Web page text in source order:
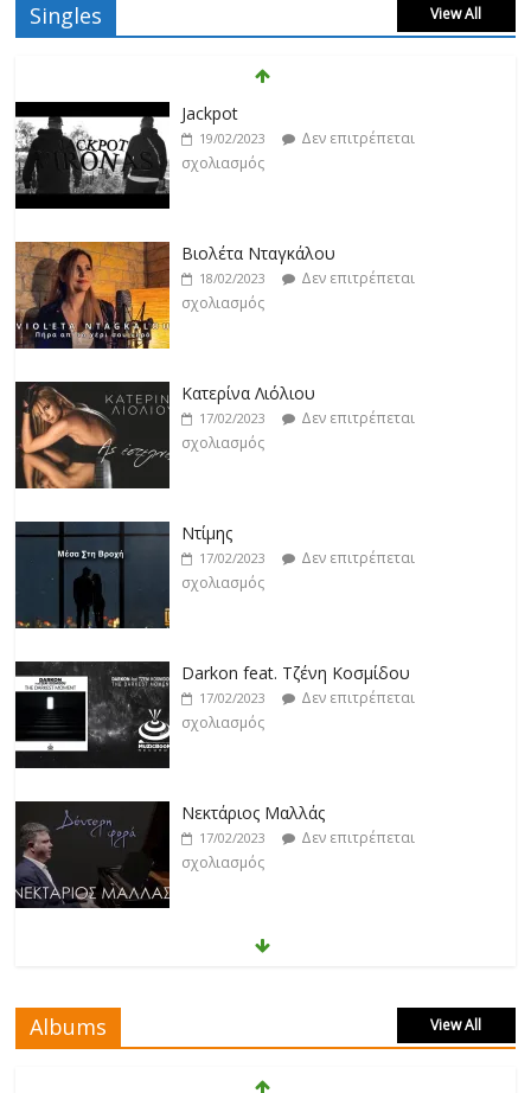
Singles View All
Βιολέτα Νταγκάλου
18/02/2023
Δεν επιτρέπεται
σχολιασμός
Κατερίνα Λιόλιου
17/02/2023
Δεν επιτρέπεται
σχολιασμός
Ντίμης
17/02/2023
Δεν επιτρέπεται
σχολιασμός
Darkon feat. Τζένη Κοσμίδου
17/02/2023
Δεν επιτρέπεται
σχολιασμός
Νεκτάριος Μαλλάς
17/02/2023
Δεν επιτρέπεται
σχολιασμός
George P. Lemos feat. Ασπασία Λαιμού
17/02/2023
Δεν επιτρέπεται
σχολιασμός
Μάριος Δαρβίρας
Albums View All